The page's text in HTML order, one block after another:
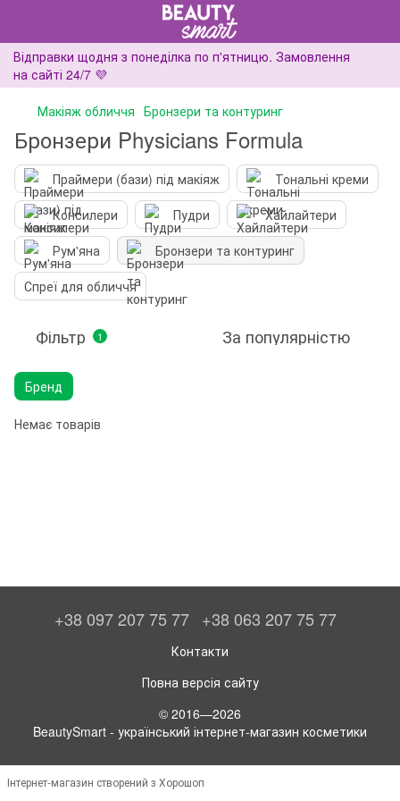
Відправки щодня з понеділка по п'ятницю. Замовлення
на сайті 24/7 💜
Макіяж обличчя Бронзери та контуринг
Бронзери Physicians Formula
Праймери (бази) під макіяж
Тональні креми
Консилери
Пудри
Хайлайтери
Рум'яна
Бронзери та контуринг
Спреї для обличчя
Фільтр 1 За популярністю
Бренд
Немає товарів
+38 097 207 75 77 +38 063 207 75 77
Контакти
Повна версія сайту
© 2016—2026
BeautySmart - український інтернет-магазин косметики
Інтернет-магазин створений з Хорошоп